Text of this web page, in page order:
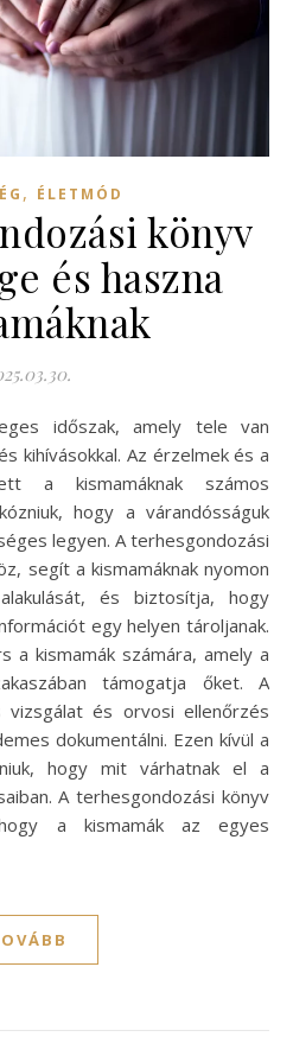
, ÉLETMÓD
könyv
és haszna
kihívásokkal. Az érzelmek és a
a kismamáknak számos
hogy a várandósságuk
legyen. A terhesgondozási
segít a kismamáknak nyomon
és biztosítja, hogy
egy helyen tároljanak.
a kismamák számára, amely a
támogatja őket. A
és orvosi ellenőrzés
dokumentálni. Ezen kívül a
hogy mit várhatnak el a
A terhesgondozási könyv
a kismamák az egyes